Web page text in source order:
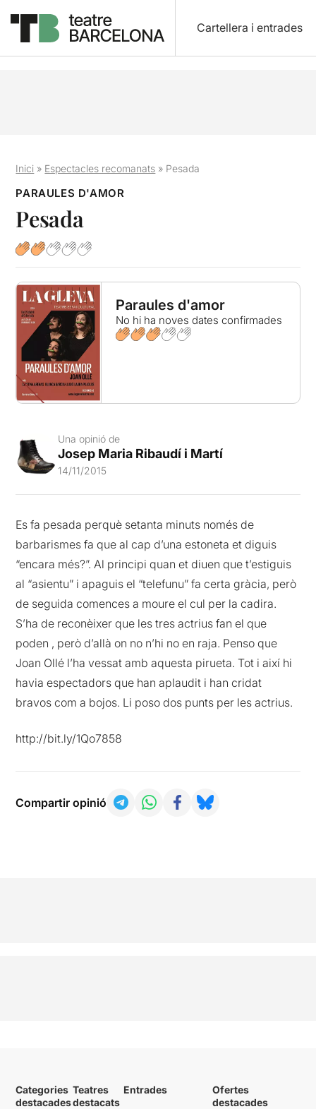
Cartellera i entrades
Inici » Espectacles recomanats » Pesada
PARAULES D'AMOR
Pesada
Paraules d'amor
No hi ha noves dates confirmades
Una opinió de
Josep Maria Ribaudí i Martí
14/11/2015
Es fa pesada perquè setanta minuts només de
barbarismes fa que al cap d’una estoneta et diguis
“encara més?”. Al principi quan et diuen que t’estiguis
al “asientu” i apaguis el “telefunu” fa certa gràcia, però
de seguida comences a moure el cul per la cadira.
S’ha de reconèixer que les tres actrius fan el que
poden , però d’allà on no n’hi no en raja. Penso que
Joan Ollé l’ha vessat amb aquesta pirueta. Tot i així hi
havia espectadors que han aplaudit i han cridat
bravos com a bojos. Li poso dos punts per les actrius.
http://bit.ly/1Qo7858
Compartir opinió
Categories
destacades
Teatres
destacats
Entrades
Ofertes
destacades